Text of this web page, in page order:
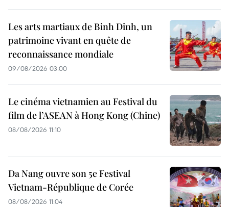
Les arts martiaux de Binh Dinh, un
patrimoine vivant en quête de
reconnaissance mondiale
09/08/2026 03:00
Le cinéma vietnamien au Festival du
film de l’ASEAN à Hong Kong (Chine)
08/08/2026 11:10
Da Nang ouvre son 5e Festival
Vietnam-République de Corée
08/08/2026 11:04